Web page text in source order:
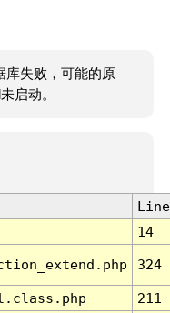
库失败，可能的原
启动。
Line
14
324
211